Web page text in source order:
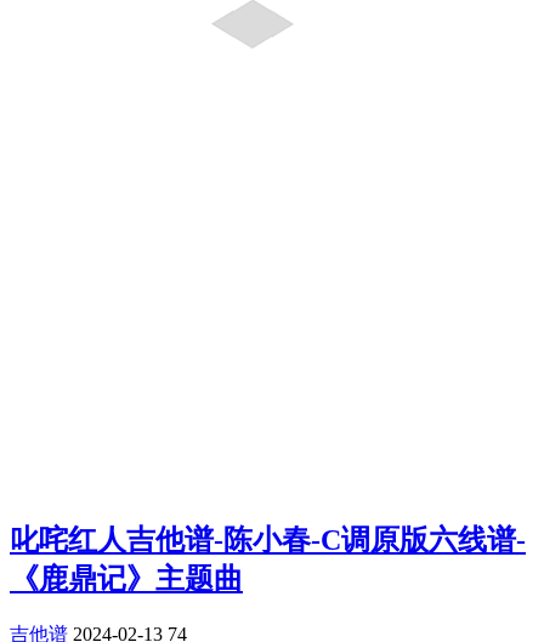
叱咤红人吉他谱-陈小春-C调原版六线谱-
《鹿鼎记》主题曲
吉他谱 2024-02-13 74